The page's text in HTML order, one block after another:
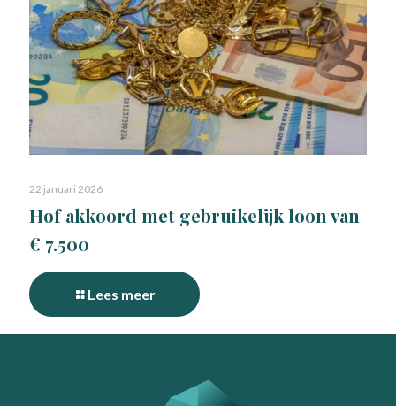
22 januari 2026
Hof akkoord met gebruikelijk loon van
€ 7.500
Lees meer